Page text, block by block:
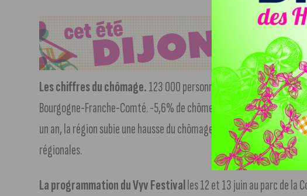
Les chiffres du chômage.123 000 personnes en catégorie A au
Bourgogne-Franche-Comté. -5,6% de chômeurs en catégorie A en fin
un an, la région subie une hausse du chômage de quasiment 2%. Sur
régionales.
La programmation du Vyv Festivalles 12 et 13 juin au parc de la